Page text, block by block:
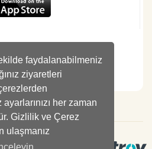
faydalanabilmeniz
ziyaretleri
her zaman
Gizlilik ve Çerez
ulaşmanız